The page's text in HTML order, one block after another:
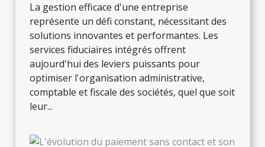
La gestion efficace d'une entreprise
représente un défi constant, nécessitant des
solutions innovantes et performantes. Les
services fiduciaires intégrés offrent
aujourd'hui des leviers puissants pour
optimiser l'organisation administrative,
comptable et fiscale des sociétés, quel que soit
leur...